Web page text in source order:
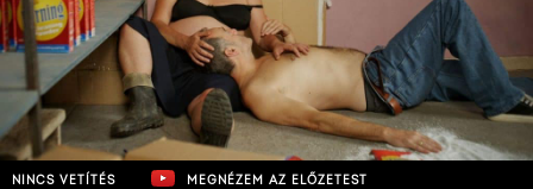
NINCS VETÍTÉS MEGNÉZEM AZ ELŐZETEST